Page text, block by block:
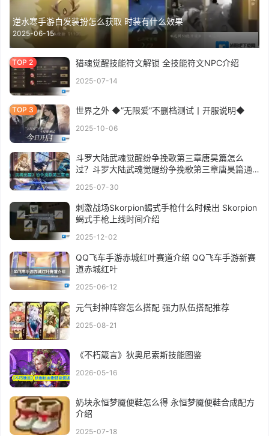
逆水寒手游白发装扮怎么获取 时装有什么效果
2025-06-15
猎魂觉醒技能符文解锁 全技能符文NPC介绍
2025-07-14
世界之外 ◆”无限爱”不删档测试丨开服说明◆
2025-10-06
斗罗大陆武魂觉醒纷争挽歌第三章唐昊篇怎么
过？斗罗大陆武魂觉醒纷争挽歌第三章唐昊篇通
2025-07-30
刺激战场Skorpion蝎式手枪什么时候出 Skorpion
蝎式手枪上线时间介绍
2025-12-02
QQ飞车手游赤城红叶赛道介绍 QQ飞车手游新赛
道赤城红叶
2025-06-12
元气封神阵容怎么搭配 强力队伍搭配推荐
2025-08-21
《不朽箴言》狄奥尼索斯技能图鉴
2026-05-16
奶块永恒梦魇便鞋怎么得 永恒梦魇便鞋合成配方
介绍
2025-07-18